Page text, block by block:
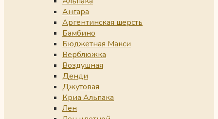
Ангара
Аргентинская шерсть
Бамбино
Бюджетная Макси
Верблюжка
Воздушная
Денди
Джутовая
Криа Альпака
Лен